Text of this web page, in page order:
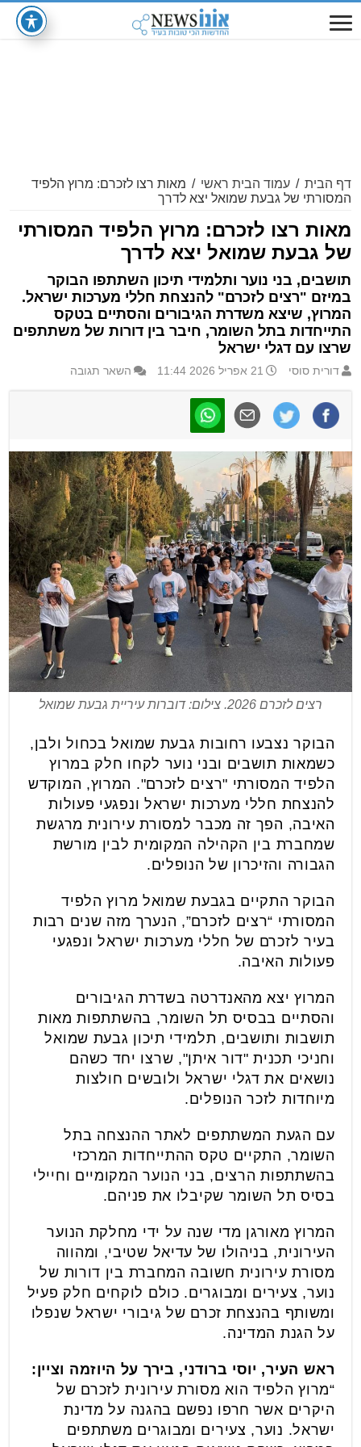
דף הבית / עמוד הבית ראשי / מאות רצו לזכרם: מרוץ הלפיד
המסורתי של גבעת שמואל יצא לדרך
מאות רצו לזכרם: מרוץ הלפיד המסורתי
של גבעת שמואל יצא לדרך
תושבים, בני נוער ותלמידי תיכון השתתפו הבוקר
במיזם "רצים לזכרם" להנצחת חללי מערכות ישראל.
המרוץ, שיצא משדרת הגיבורים והסתיים בטקס
התייחדות בתל השומר, חיבר בין דורות של משתתפים
שרצו עם דגלי ישראל
דורית סוסי 21 אפריל 2026 11:44 השאר תגובה
רצים לזכרם 2026. צילום: דוברות עיריית גבעת שמואל
הבוקר נצבעו רחובות גבעת שמואל בכחול ולבן,
כשמאות תושבים ובני נוער לקחו חלק במרוץ
הלפיד המסורתי "רצים לזכרם". המרוץ, המוקדש
להנצחת חללי מערכות ישראל ונפגעי פעולות
האיבה, הפך זה מכבר למסורת עירונית מרגשת
שמחברת בין הקהילה המקומית לבין מורשת
הגבורה והזיכרון של הנופלים.
הבוקר התקיים בגבעת שמואל מרוץ הלפיד
המסורתי “רצים לזכרם”, הנערך מזה שנים רבות
בעיר לזכרם של חללי מערכות ישראל ונפגעי
פעולות האיבה.
המרוץ יצא מהאנדרטה בשדרת הגיבורים
והסתיים בבסיס תל השומר, בהשתתפות מאות
תושבות ותושבים, תלמידי תיכון גבעת שמואל
וחניכי תכנית "דור איתן", שרצו יחד כשהם
נושאים את דגלי ישראל ולובשים חולצות
מיוחדות לזכר הנופלים.
עם הגעת המשתתפים לאתר ההנצחה בתל
השומר, התקיים טקס ההתייחדות המרכזי
בהשתתפות הרצים, בני הנוער המקומיים וחיילי
בסיס תל השומר שקיבלו את פניהם.
המרוץ מאורגן מדי שנה על ידי מחלקת הנוער
העירונית, בניהולו של עדיאל שטיבי, ומהווה
מסורת עירונית חשובה המחברת בין דורות של
נוער, צעירים ומבוגרים. כולם לוקחים חלק פעיל
ומשותף בהנצחת זכרם של גיבורי ישראל שנפלו
על הגנת המדינה.
ראש העיר, יוסי ברודני, בירך על היוזמה וציין:
“מרוץ הלפיד הוא מסורת עירונית לזכרם של
היקרים אשר חרפו נפשם בהגנה על מדינת
ישראל. נוער, צעירים ומבוגרים משתתפים